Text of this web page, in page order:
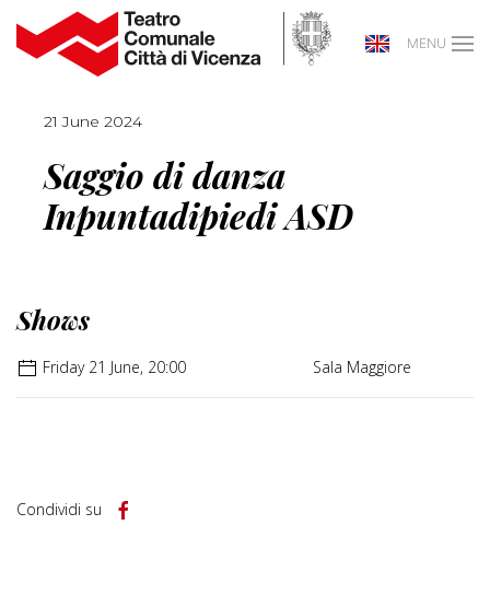
MENU
21 June 2024
Saggio di danza
Inpuntadipiedi ASD
Shows
Friday 21 June, 20:00 Sala Maggiore
Condividi su